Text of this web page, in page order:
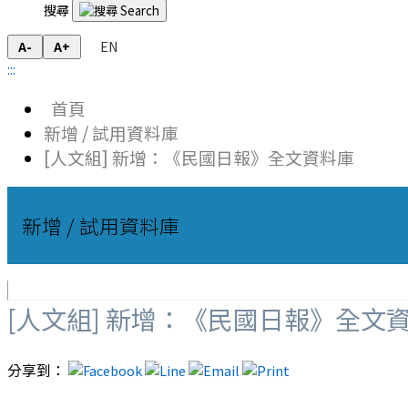
搜尋
A- A+
EN
:::
首頁
新增 / 試用資料庫
[人文組] 新增：《民國日報》全文資料庫
新增 / 試用資料庫
[人文組] 新增：《民國日報》全文
分享到：